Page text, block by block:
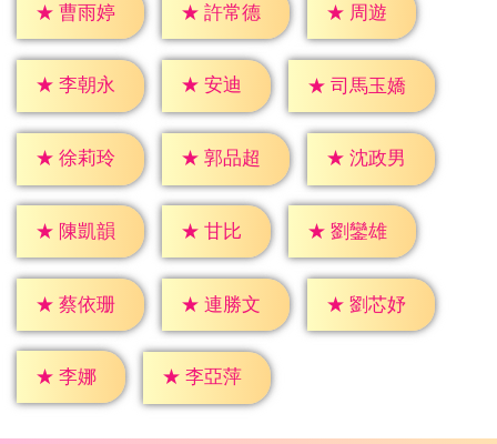
★ 曹雨婷 ★ 許常德 ★ 周遊
★ 李朝永 ★ 安迪 ★ 司馬玉嬌
★ 徐莉玲 ★ 郭品超 ★ 沈政男
★ 陳凱韻 ★ 甘比 ★ 劉鑾雄
★ 蔡依珊 ★ 連勝文 ★ 劉芯妤
★ 李娜 ★ 李亞萍